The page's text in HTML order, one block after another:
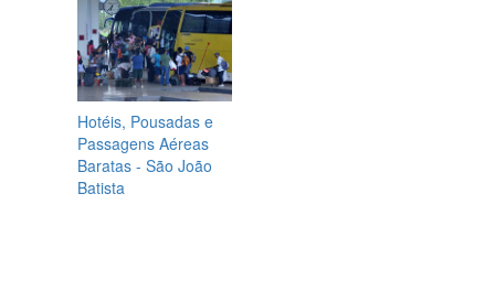
Hotéis, Pousadas e
Passagens Aéreas
Baratas - São João
Batista